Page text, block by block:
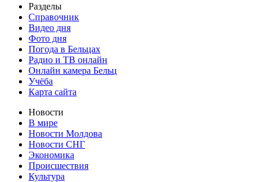
Разделы
Справочник
Видео дня
Фото дня
Погода в Бельцах
Радио и ТВ онлайн
Онлайн камера Бельц
Учёба
Карта сайта
Новости
В мире
Новости Молдова
Новости СНГ
Экономика
Происшествия
Культура